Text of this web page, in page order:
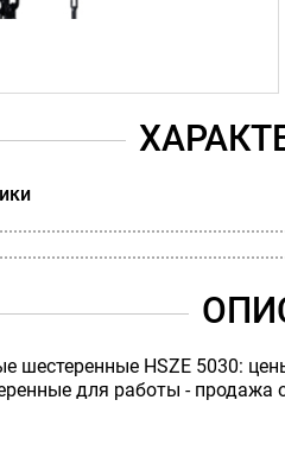
шестеренные HSZE 5030:
для работы - продажа